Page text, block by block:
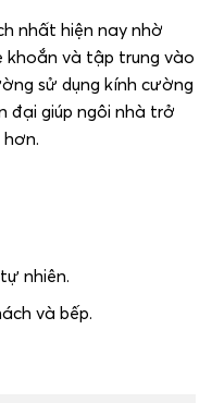
nhất hiện nay nhờ
khoắn và tập trung vào
sử dụng kính cường
đại giúp ngôi nhà trở
nhiên.
và bếp.